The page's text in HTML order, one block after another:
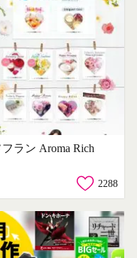
フラン Aroma Rich
2288